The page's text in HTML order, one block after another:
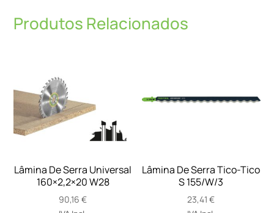
Produtos Relacionados
Lâmina De Serra Universal
160×2,2×20 W28
90,16€
Lâmina De Serra Tico-Tico
S 155/W/3
23,41€